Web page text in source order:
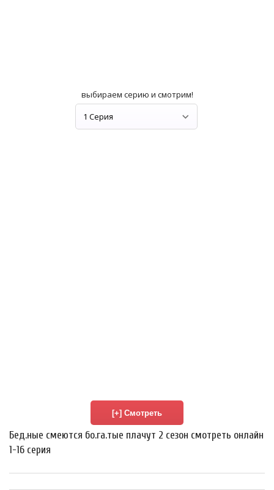
выбираем серию и смотрим!
Бед.ные смеются бо.га.тые плачут 2 сезон смотреть онлайн
1-16 серия